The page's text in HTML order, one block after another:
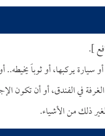
].
سيارة يركبها، أو ثوباً
في الفندق، أو أن تكون
ذلك من الأشياء.